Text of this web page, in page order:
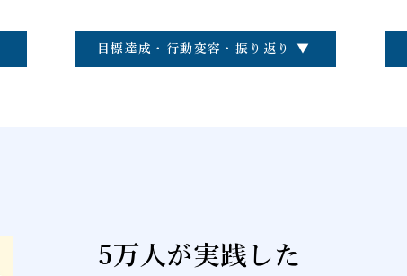
目標達成・行動変容・振り返り ▼
5万人が実践した